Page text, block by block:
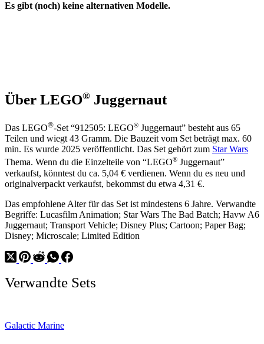
Es gibt (noch) keine alternativen Modelle.
Über LEGO® Juggernaut
Das LEGO®-Set “912505: LEGO® Juggernaut” besteht aus 65
Teilen und wiegt 43 Gramm. Die Bauzeit vom Set beträgt max. 60
min. Es wurde 2025 veröffentlicht. Das Set gehört zum Star Wars
Thema. Wenn du die Einzelteile von “LEGO® Juggernaut”
verkaufst, könntest du ca. 5,04 € verdienen. Wenn du es neu und
originalverpackt verkaufst, bekommst du etwa 4,31 €.
Das empfohlene Alter für das Set ist mindestens 6 Jahre. Verwandte
Begriffe: Lucasfilm Animation; Star Wars The Bad Batch; Havw A6
Juggernaut; Transport Vehicle; Disney Plus; Cartoon; Paper Bag;
Disney; Microscale; Limited Edition
Verwandte Sets
Galactic Marine